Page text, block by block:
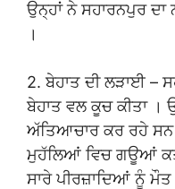
ਉਨ੍ਹਾਂ ਨੇ ਸਹਾਰਨਪੁਰ ਦਾ
।
2. ਬੇਹਾਤ ਦੀ ਲੜਾਈ –
ਬੇਹਾਤ ਵਲ ਕੂਚ ਕੀਤਾ
ਅੱਤਿਆਚਾਰ ਕਰ ਰਹੇ ਸਨ
ਮੁਹੱਲਿਆਂ ਵਿਚ ਗਊਆਂ
ਸਾਰੇ ਪੀਰਜ਼ਾਦਿਆਂ ਨੂੰ ਮੌਤ